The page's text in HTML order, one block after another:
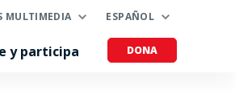
MULTIMEDIA ESPAÑOL
y participa DONA